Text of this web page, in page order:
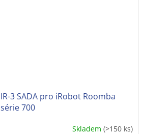
IR-3 SADA pro iRobot Roomba
série 700
Skladem (>150 ks)